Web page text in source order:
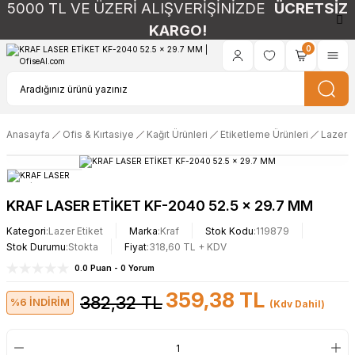
5000 TL VE ÜZERİ ALIŞVERİŞİNİZDE ÜCRETSİZ
KARGO!
0
Anasayfa Ofis & Kırtasiye Kağıt Ürünleri Etiketleme Ürünleri Lazer
KRAF LASER ETİKET KF-2040 52.5 x 29.7 MM
Kategori Lazer Etiket Marka Kraf Stok Kodu 119879
Stok Durumu Stokta Fiyat 318,60 TL + KDV
0.0 Puan - 0 Yorum
%6 İNDİRİM 382,32 TL359,38 TL (Kdv Dahil)